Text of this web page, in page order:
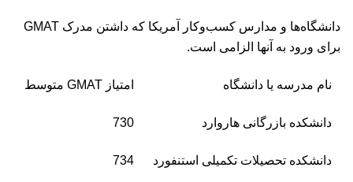
دانشگاه‌ها و مدارس کسب‌وکار آمریکا که داشتن مدرک GMAT
برای ورود به آنها الزامی است.
نام مدرسه یا دانشگاه امتیاز GMAT متوسط
دانشکده بازرگانی هاروارد 730
دانشکده تحصیلات تکمیلی استنفورد 734